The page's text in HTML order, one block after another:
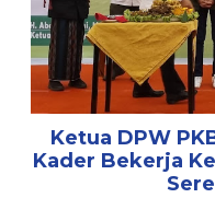
Ketua DPW
Kader Bekerja